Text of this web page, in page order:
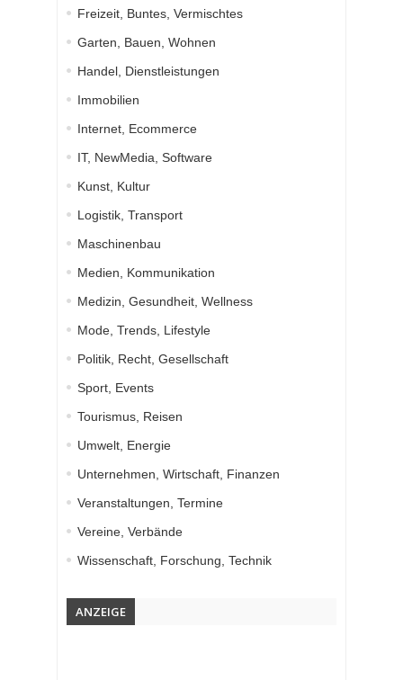
Freizeit, Buntes, Vermischtes
Garten, Bauen, Wohnen
Handel, Dienstleistungen
Immobilien
Internet, Ecommerce
IT, NewMedia, Software
Kunst, Kultur
Logistik, Transport
Maschinenbau
Medien, Kommunikation
Medizin, Gesundheit, Wellness
Mode, Trends, Lifestyle
Politik, Recht, Gesellschaft
Sport, Events
Tourismus, Reisen
Umwelt, Energie
Unternehmen, Wirtschaft, Finanzen
Veranstaltungen, Termine
Vereine, Verbände
Wissenschaft, Forschung, Technik
ANZEIGE